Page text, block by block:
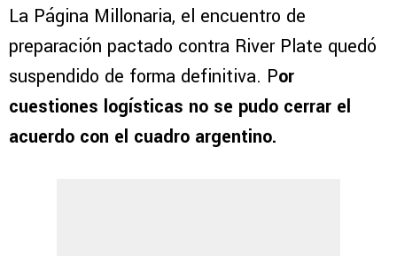
La Página Millonaria, el encuentro de
preparación pactado contra River Plate quedó
suspendido de forma definitiva. Por
cuestiones logísticas no se pudo cerrar el
acuerdo con el cuadro argentino.